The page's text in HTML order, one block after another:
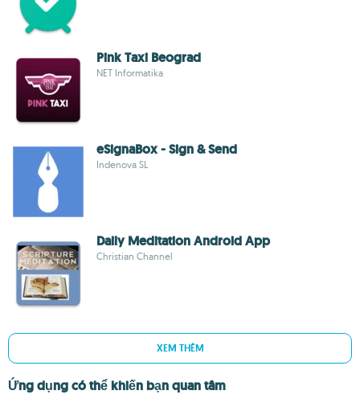
Pink Taxi Beograd
NET Informatika
eSignaBox - Sign & Send
Indenova SL
Daily Meditation Android App
Christian Channel
XEM THÊM
Ứng dụng có thể khiến bạn quan tâm